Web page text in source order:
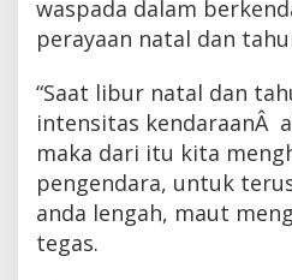
waspada dalam
perayaan natal dan
“Saat libur natal dan
intensitas kendaraanÂ
maka dari itu kita
pengendara, untuk
anda lengah, maut
tegas.